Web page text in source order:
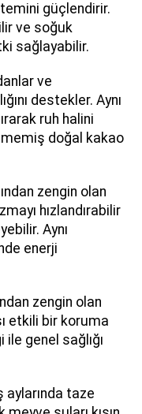
güçlendirir.
ve soğuk
sağlayabilir.
ve
destekler. Aynı
ruh halini
doğal kakao
zengin olan
hızlandırabilir
Aynı
enerji
zengin olan
etkili bir koruma
genel sağlığı
aylarında taze